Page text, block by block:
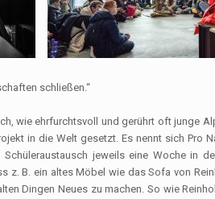
schließen.“
wie ehrfurchtsvoll und gerührt oft junge
in die Welt gesetzt. Es nennt sich Pro
jeweils eine Woche in
z. B. ein altes Möbel wie das Sofa von
Dingen Neues zu machen. So wie